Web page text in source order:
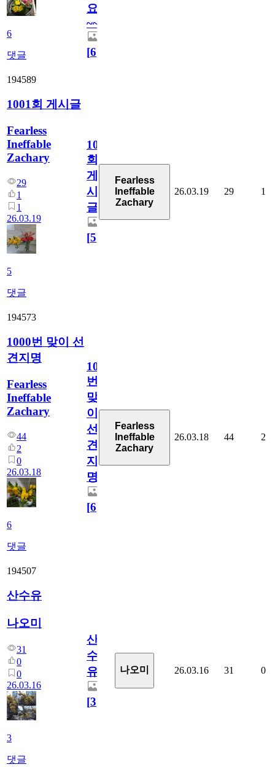
6
댓글
요
~~
[6]
194589
1001회 게시글
Fearless
Ineffable
Zachary
29
1
1
26.03.19
5
댓글
1001
회
게
시
글
[5]
Fearless
Ineffable
Zachary
26.03.19 29 1
194573
1000번 맞이 선
견지명
Fearless
Ineffable
Zachary
44
2
0
26.03.18
6
댓글
1000
번
맞
이
선
견
지
명
[6]
Fearless
Ineffable
Zachary
26.03.18 44 2
194507
산수유
나오미
31
0
0
26.03.16
3
댓글
산
수
유
[3]
나오미 26.03.16 31 0